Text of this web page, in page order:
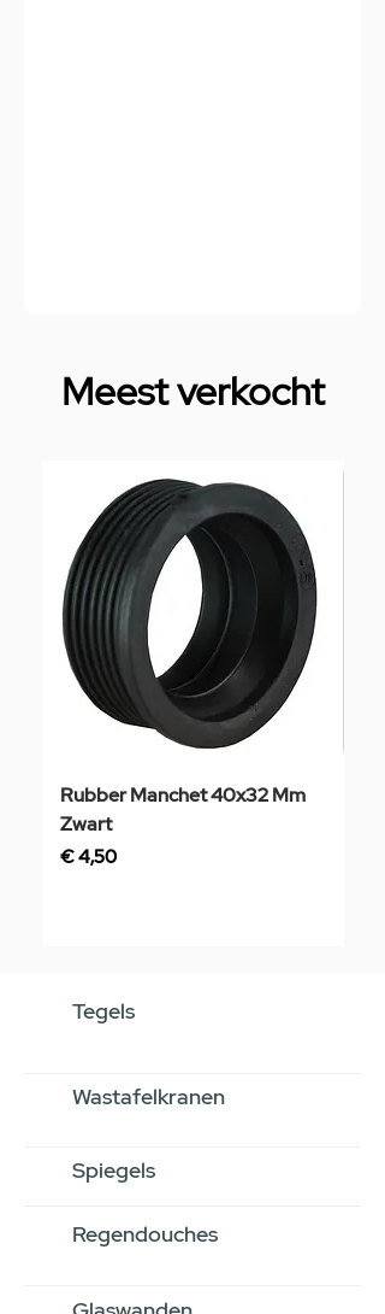
Meest verkocht
Rubber Manchet 40x32 Mm
Zwart
Prijs
€ 4,50
Tegels
Wastafelkranen
Spiegels
Regendouches